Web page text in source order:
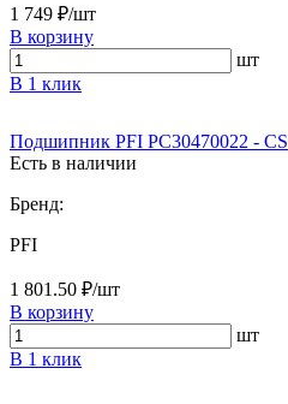
1 749 ₽/шт
В корзину
шт
В 1 клик
Подшипник PFI PC30470022 - CS
Есть в наличии
Бренд:
PFI
1 801.50 ₽/шт
В корзину
шт
В 1 клик